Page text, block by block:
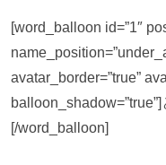
[word_balloon id=”1″
avatar_border=”true”
[/word_balloon]